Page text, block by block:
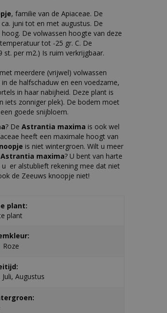
, familie van de Apiaceae. De
juni tot en met augustus. De
De volwassen hoogte van deze
tot -25 gr. C. De
st. per m2.) Is ruim verkrijgbaar.
meerdere (vrijwel) volwassen
de halfschaduw en een voedzame,
in haar nabijheid. Deze plant is
iets zonniger plek). De bodem moet
goede snijbloem.
? De Astrantia maxima is ook wel
heeft een maximale hoogt van
is niet wintergroen. Wilt u meer
Astrantia maxima? U bent van harte
er alstublieft rekening mee dat niet
de Zeeuws knoopje niet!
plant:
plant
Roze
Juli, Augustus